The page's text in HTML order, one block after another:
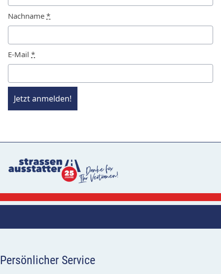
Nachname *
E-Mail *
Jetzt anmelden!
Persönlicher Service